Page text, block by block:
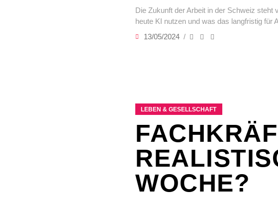
Die Zukunft der Arbeit in der Schweiz steht
heute KI nutzen und was das langfristig für
13/05/2024
LEBEN & GESELLSCHAFT
WOCHE?